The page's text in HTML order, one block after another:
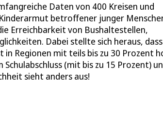
Daten von 400 Kreisen und
betroffener junger
Erreichbarkeit von Bushaltestellen,
Dabei stellte sich heraus, dass
Regionen mit teils bis zu 30 Prozent
(mit bis zu 15 Prozent)
sieht anders aus!